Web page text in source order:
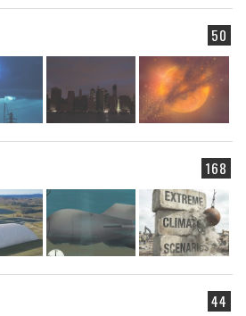
50
168
44